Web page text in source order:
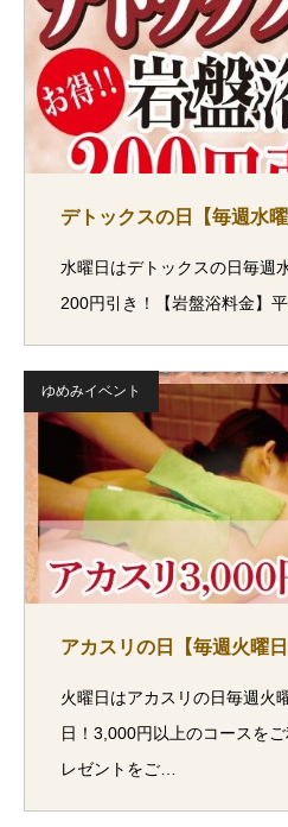
デトックスの日【毎週水曜
水曜日はデトックスの日毎週
200円引き！【岩盤浴料金】
ゆめみイベント
アカスリの日【毎週火曜日
火曜日はアカスリの日毎週火
日！3,000円以上のコースを
レゼントをご…